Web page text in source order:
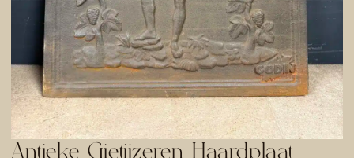
Antieke Gietijzeren Haardplaat